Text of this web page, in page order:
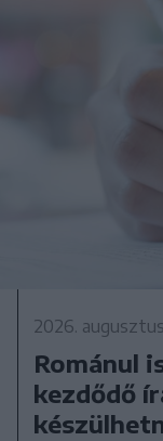
2026.
Románul
kezdődő